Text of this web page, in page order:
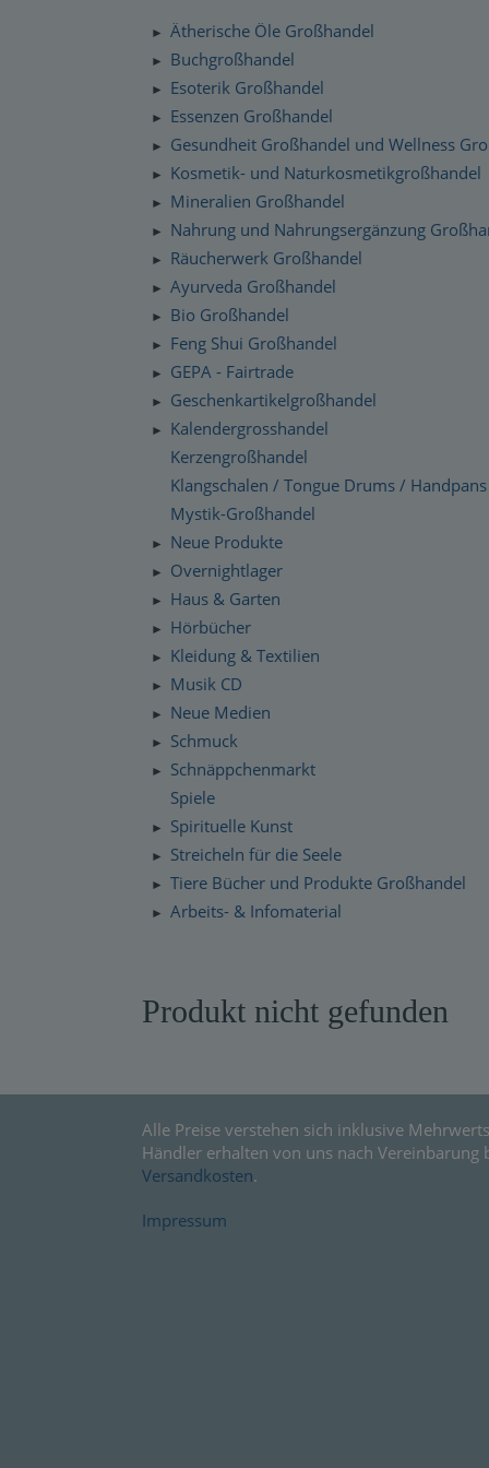
Zahlung und Versand
Datenschutzerklärung
Checkdates
Moravan Naturkosmetik
Primavera Life Sortiment
Alaya Engelkerzen
Gabriel Tech Sortiment
Engelalm Edelstein Essenzen
Schnelllager
► Ätherische Öle Großhandel
► Buchgroßhandel
► Esoterik Großhandel
► Essenzen Großhandel
► Gesundheit Großhandel und Wellness
► Kosmetik- und Naturkosmetikgroßhandel
► Mineralien Großhandel
► Nahrung und Nahrungsergänzung
► Räucherwerk Großhandel
► Ayurveda Großhandel
► Bio Großhandel
► Feng Shui Großhandel
► GEPA - Fairtrade
► Geschenkartikelgroßhandel
►
Kalendergrosshandel
Kerzengroßhandel
Klangschalen / Tongue Drums /
Mystik-Großhandel
► Neue Produkte
► Overnightlager
► Haus & Garten
► Hörbücher
► Kleidung & Textilien
► Musik CD
► Neue Medien
► Schmuck
►
Schnäppchenmarkt
Spiele
► Spirituelle Kunst
► Streicheln für die Seele
► Tiere Bücher und Produkte Großhandel
► Arbeits- & Infomaterial
Warensendung
Neuerscheinungen
Kataloge
Produkt nicht gefunden
Alle Preise verstehen sich inklusive
Händler erhalten von uns nach
Versandkosten.
Impressum